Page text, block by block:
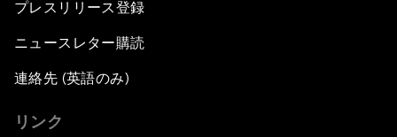
プレスリリース登録
ニュースレター購読
連絡先 (英語のみ)
リンク